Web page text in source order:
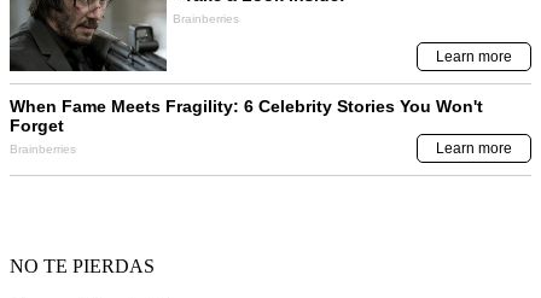
NO TE PIERDAS